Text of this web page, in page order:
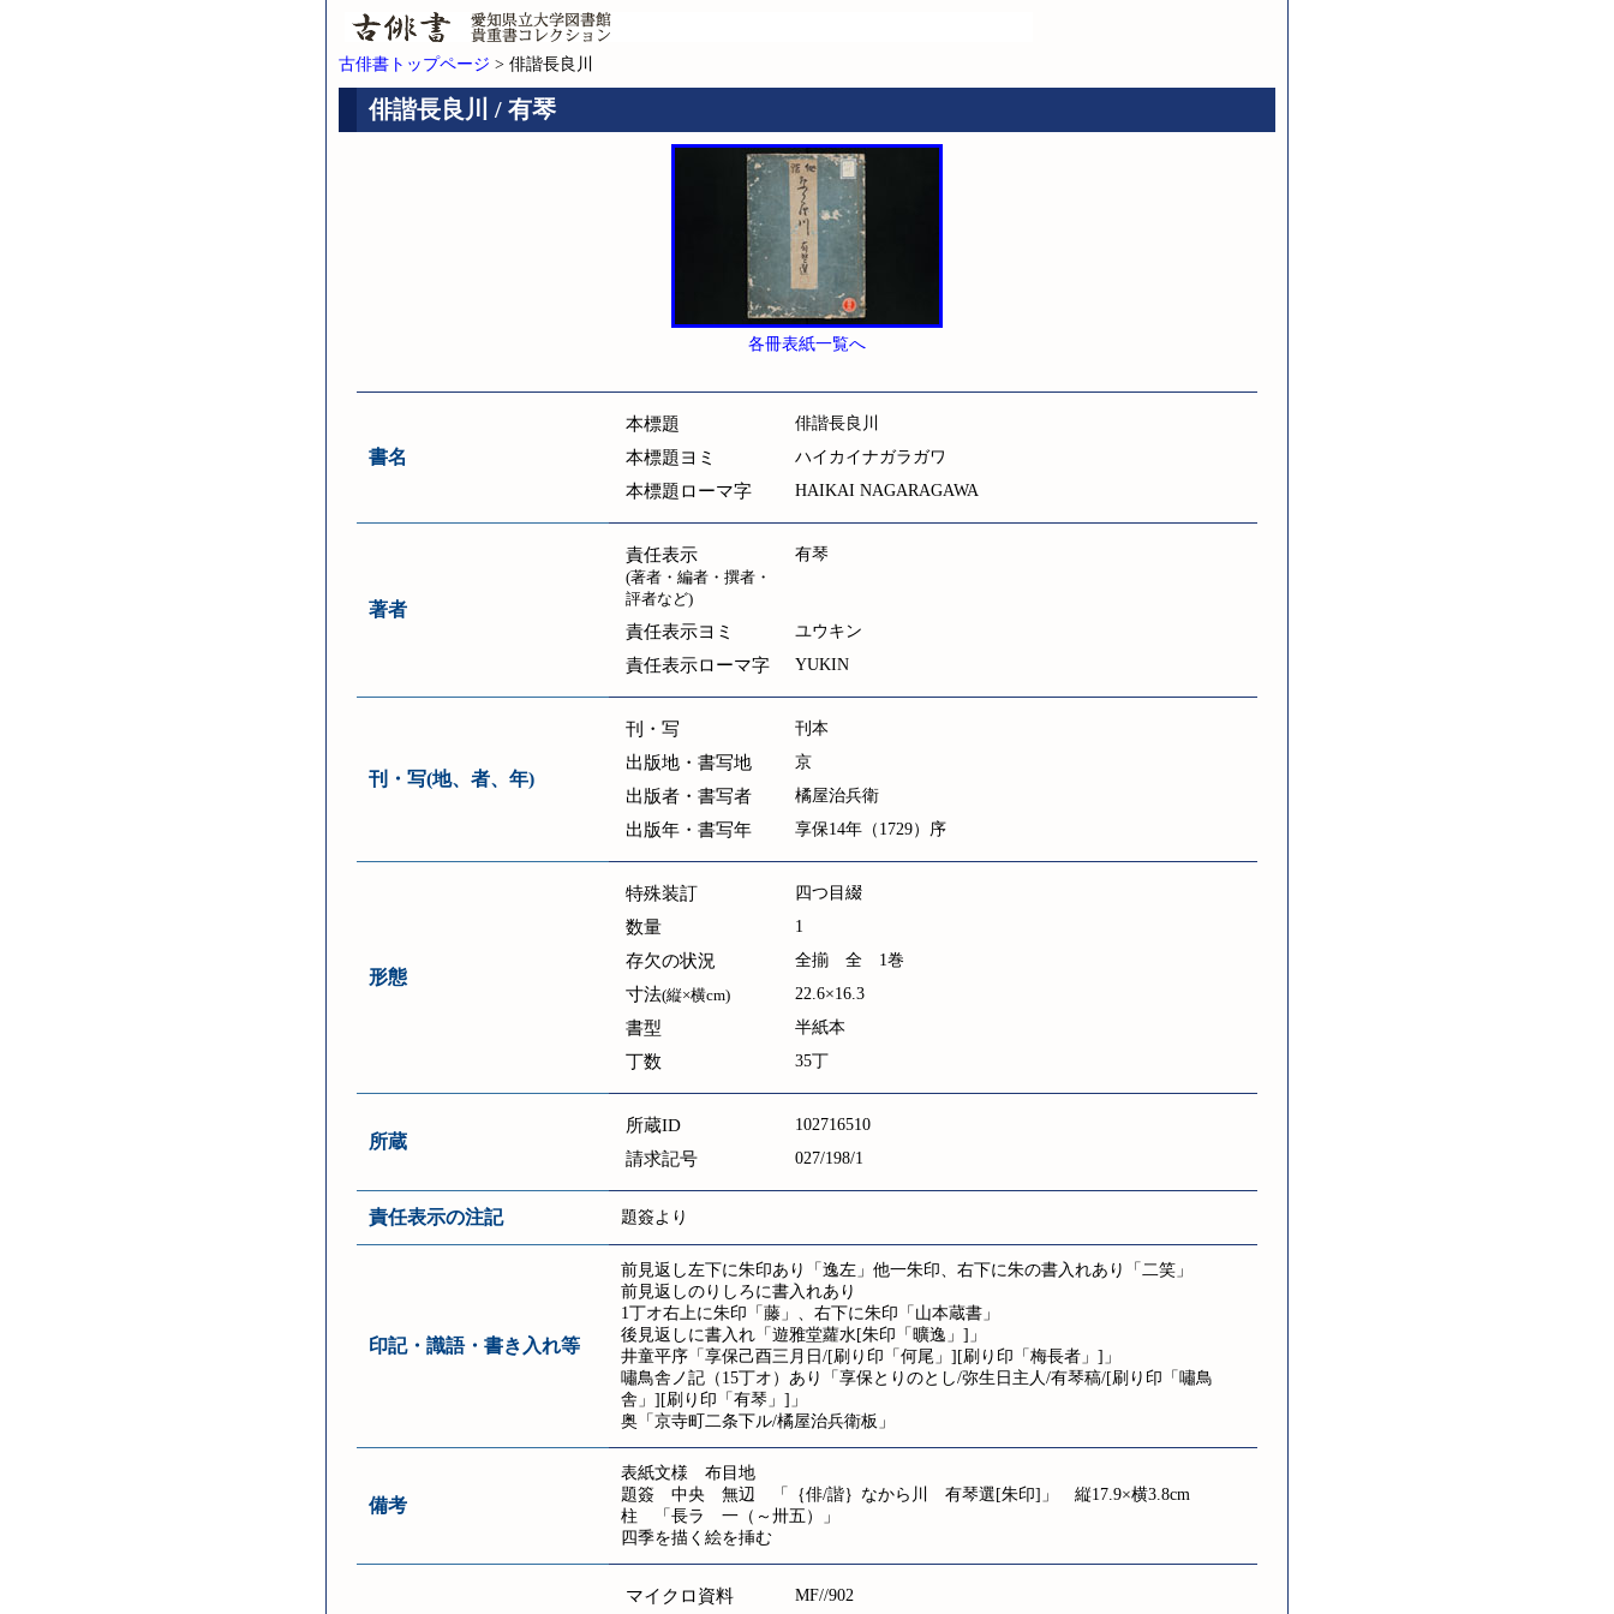
古俳書トップページ > 俳諧長良川
俳諧長良川 / 有琴
各冊表紙一覧へ
書名
本標題 俳諧長良川
本標題ヨミ ハイカイナガラガワ
本標題ローマ字 HAIKAI NAGARAGAWA
著者
責任表示
(著者・編者・撰者・
評者など)
有琴
責任表示ヨミ ユウキン
責任表示ローマ字 YUKIN
刊・写(地、者、年)
刊・写 刊本
出版地・書写地 京
出版者・書写者 橘屋治兵衛
出版年・書写年 享保14年（1729）序
形態
特殊装訂 四つ目綴
数量 1
存欠の状況 全揃 全 1巻
寸法(縦×横cm) 22.6×16.3
書型 半紙本
丁数 35丁
所蔵
所蔵ID 102716510
請求記号 027/198/1
責任表示の注記 題簽より
印記・識語・書き入れ等
前見返し左下に朱印あり「逸左」他一朱印、右下に朱の書入れあり「二笑」
前見返しのりしろに書入れあり
1丁オ右上に朱印「藤」、右下に朱印「山本蔵書」
後見返しに書入れ「遊雅堂蘿水[朱印「曠逸」]」
井童平序「享保己酉三月日/[刷り印「何尾」][刷り印「梅長者」]」
嘯鳥舎ノ記（15丁オ）あり「享保とりのとし/弥生日主人/有琴稿/[刷り印「嘯鳥
舎」][刷り印「有琴」]」
奥「京寺町二条下ル/橘屋治兵衛板」
備考
表紙文様 布目地
題簽 中央 無辺 「｛俳/諧｝なから川 有琴選[朱印]」 縦17.9×横3.8cm
柱 「長ラ 一（～卅五）」
四季を描く絵を挿む
マイクロ資料 MF//902